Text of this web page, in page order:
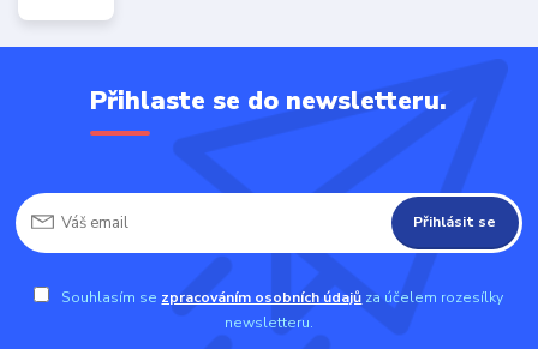
Přihlaste se do newsletteru.
Přihlásit se
Souhlasím se zpracováním osobních údajů za účelem rozesílky
newsletteru.